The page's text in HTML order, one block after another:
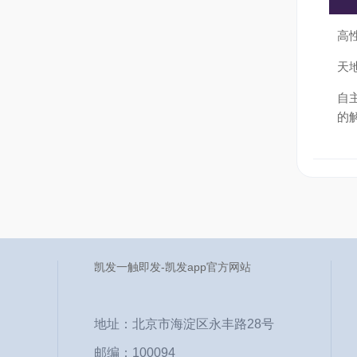
高
天
自
的
凯发一触即发-凯发app官方网站
地址：北京市海淀区永丰路28号
邮编：100094